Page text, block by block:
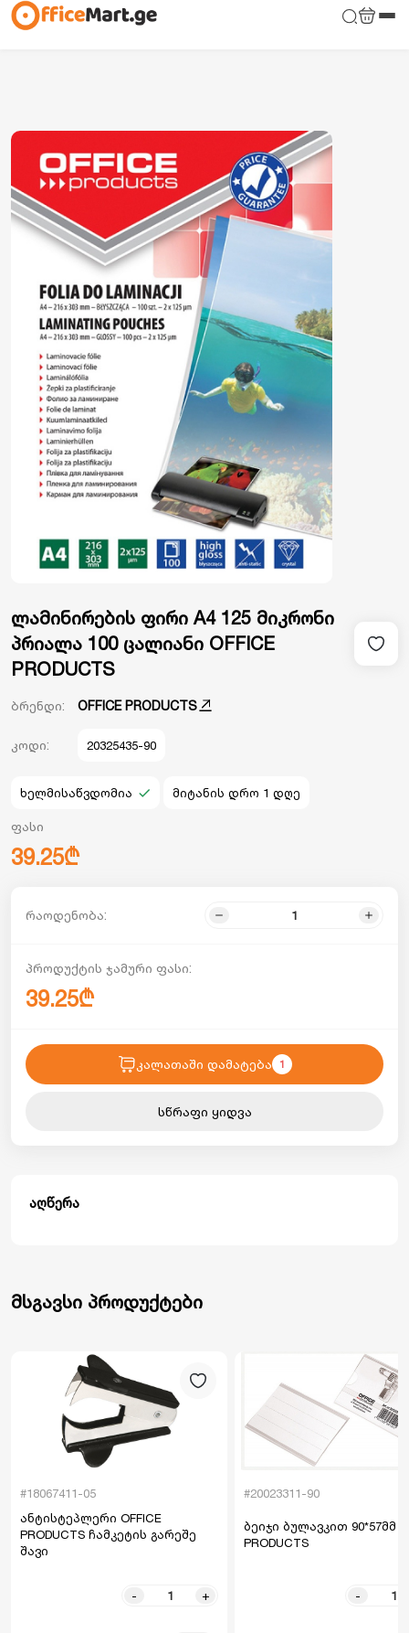
ლამინირების ფირი A4 125 მიკრონი
პრიალა 100 ცალიანი OFFICE
PRODUCTS
ბრენდი: OFFICE PRODUCTS
კოდი: 20325435-90
ხელმისაწვდომია მიტანის დრო 1 დღე
ფასი
39.25₾
რაოდენობა:
პროდუქტის ჯამური ფასი:
39.25₾
კალათაში დამატება 1
სწრაფი ყიდვა
აღწერა
მსგავსი პროდუქტები
#18067411-05
ანტისტეპლერი OFFICE
PRODUCTS ჩამკეტის გარეშე
შავი
- +
#20023311-90
ბეიჯი ბულავკით 90*57მმ
PRODUCTS
-